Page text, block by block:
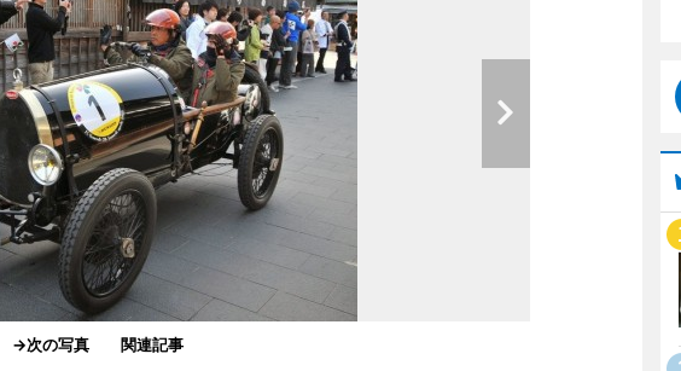
→次の写真 関連記事